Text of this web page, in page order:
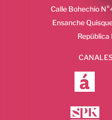
Calle Bohechio
Ensanche
República